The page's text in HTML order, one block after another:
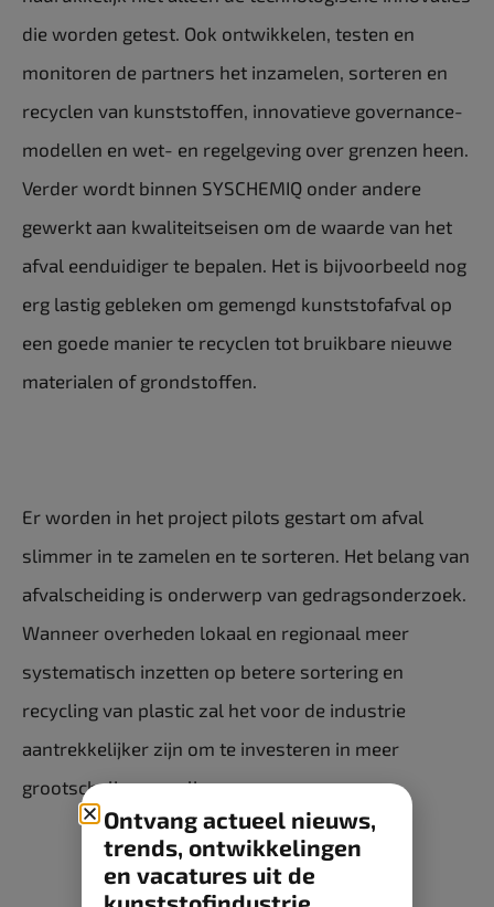
die worden getest. Ook ontwikkelen, testen en
monitoren de partners het inzamelen, sorteren en
recyclen van kunststoffen, innovatieve governance-
modellen en wet- en regelgeving over grenzen heen.
Verder wordt binnen SYSCHEMIQ onder andere
gewerkt aan kwaliteitseisen om de waarde van het
afval eenduidiger te bepalen. Het is bijvoorbeeld nog
erg lastig gebleken om gemengd kunststofafval op
een goede manier te recyclen tot bruikbare nieuwe
materialen of grondstoffen.
Er worden in het project pilots gestart om afval
slimmer in te zamelen en te sorteren. Het belang van
afvalscheiding is onderwerp van gedragsonderzoek.
Wanneer overheden lokaal en regionaal meer
systematisch inzetten op betere sortering en
recycling van plastic zal het voor de industrie
aantrekkelijker zijn om te investeren in meer
grootschalige recycling.
Ontvang actueel nieuws,
trends, ontwikkelingen
en vacatures uit de
kunststofindustrie